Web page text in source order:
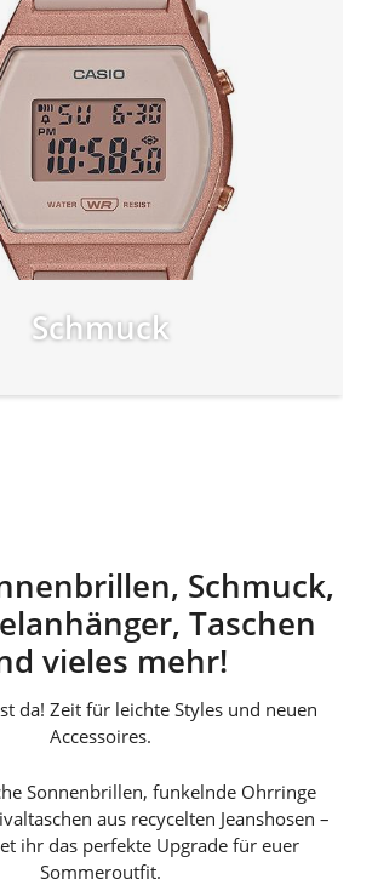
Schmuck
Schmuck,
Taschen
vieles mehr!
da! Zeit für leichte Styles und neuen
Accessoires.
Sonnenbrillen, funkelnde Ohrringe
aus recycelten Jeanshosen –
ihr das perfekte Upgrade für euer
Sommeroutfit.